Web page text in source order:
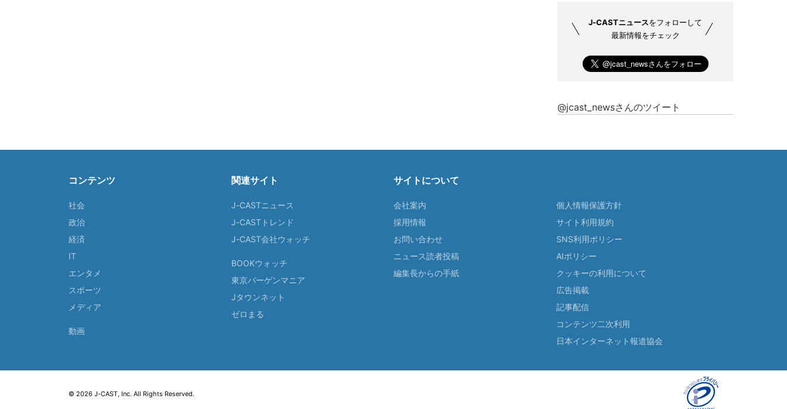
J-CASTニュースをフォローして
最新情報をチェック
@jcast_newsさんのツイート
コンテンツ
社会
政治
経済
IT
エンタメ
スポーツ
メディア
動画
関連サイト
J-CASTニュース
J-CASTトレンド
J-CAST会社ウォッチ
BOOKウォッチ
東京バーゲンマニア
Jタウンネット
ゼロまる
サイトについて
会社案内
採用情報
お問い合わせ
ニュース読者投稿
編集長からの手紙
個人情報保護方針
サイト利用規約
SNS利用ポリシー
AIポリシー
クッキーの利用について
広告掲載
記事配信
コンテンツ二次利用
日本インターネット報道協会
© 2026 J-CAST, Inc. All Rights Reserved.